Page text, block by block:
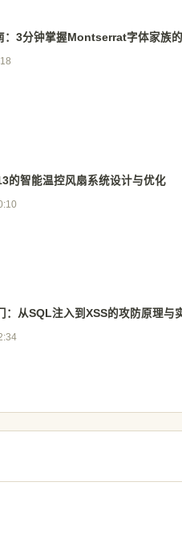
：3分钟掌握Montserrat字体家族
的智能温控风扇系统设计与优化
：从SQL注入到XSS的攻防原理与